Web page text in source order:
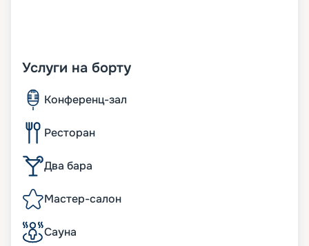
Услуги на борту
Конференц-зал
Ресторан
Два бара
Мастер-салон
Сауна